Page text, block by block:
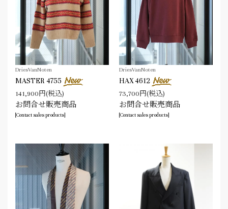
DriesVanNoten
MASTER 4755
141,900円(税込)
お問合せ販売商品
[Contact sales products]
DriesVanNoten
HAX 4612
73,700円(税込)
お問合せ販売商品
[Contact sales products]